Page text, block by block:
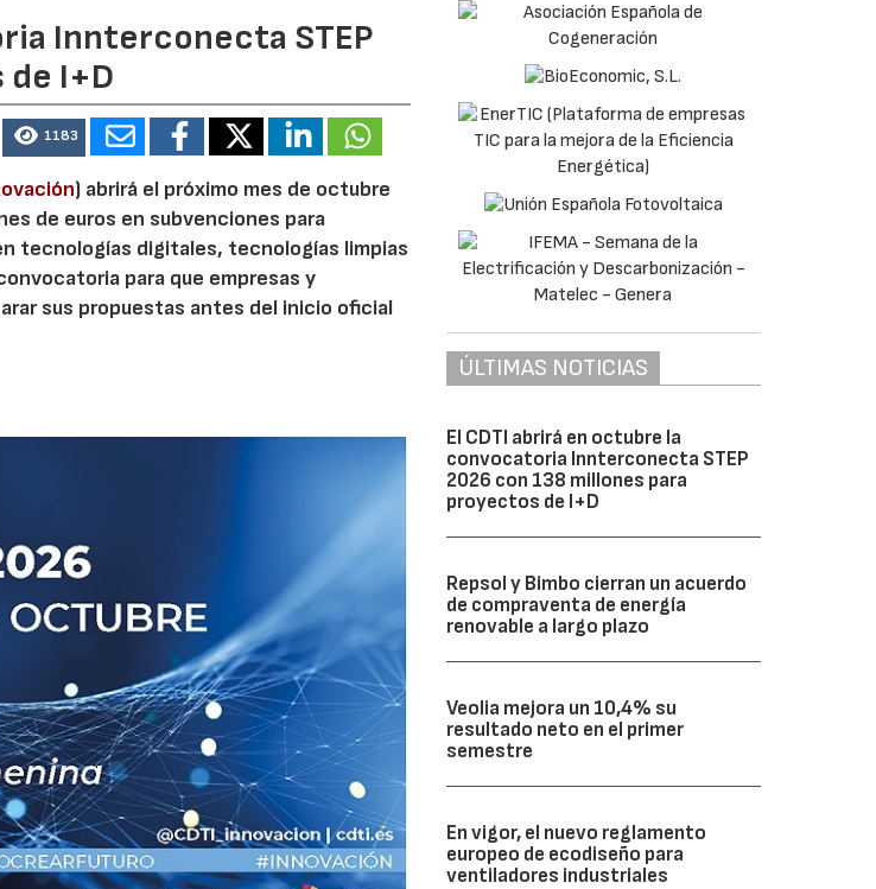
Innterconecta STEP
I+D
1183
) abrirá el próximo mes de octubre
de euros en subvenciones para
tecnologías digitales, tecnologías limpias
para que empresas y
sus propuestas antes del inicio oficial
ÚLTIMAS NOTICIAS
El CDTI abrirá en octubre la
convocatoria Innterconecta STEP
2026 con 138 millones para
proyectos de I+D
Repsol y Bimbo cierran un acuerdo
de compraventa de energía
renovable a largo plazo
Veolia mejora un 10,4% su
resultado neto en el primer
semestre
En vigor, el nuevo reglamento
europeo de ecodiseño para
ventiladores industriales